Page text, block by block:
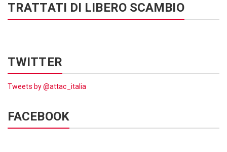
TRATTATI DI LIBERO SCAMBIO
TWITTER
Tweets by @attac_italia
FACEBOOK